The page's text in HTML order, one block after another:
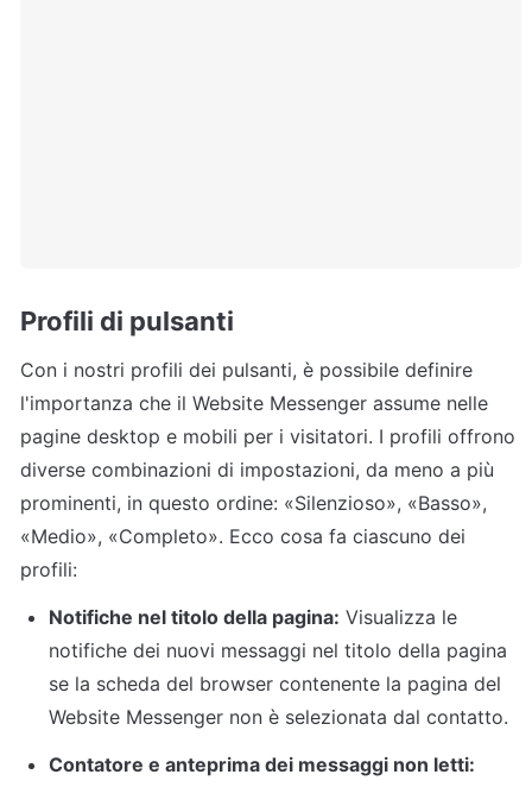
Profili di pulsanti
Con i nostri profili dei pulsanti, è possibile definire
l'importanza che il Website Messenger assume nelle
pagine desktop e mobili per i visitatori. I profili offrono
diverse combinazioni di impostazioni, da meno a più
prominenti, in questo ordine: «Silenzioso», «Basso»,
«Medio», «Completo». Ecco cosa fa ciascuno dei
profili:
Notifiche nel titolo della pagina: Visualizza le
notifiche dei nuovi messaggi nel titolo della pagina
se la scheda del browser contenente la pagina del
Website Messenger non è selezionata dal contatto.
Contatore e anteprima dei messaggi non letti: